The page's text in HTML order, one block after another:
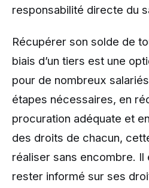
responsabilité directe du
Récupérer son solde de
biais d’un tiers est une
pour de nombreux
étapes nécessaires, en
procuration adéquate et
des droits de chacun,
réaliser sans encombre. Il
rester informé sur ses